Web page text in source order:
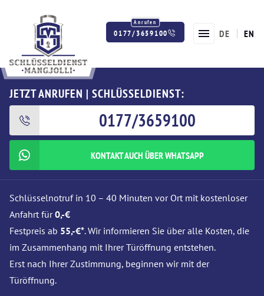
0177/3659100 DE EN
JETZT ANRUFEN | SCHLÜSSELDIENST:
0177/3659100
KONTAKT AUCH ÜBER WHATSAPP
Schlüsselnotruf in 10 – 40 Minuten vor Ort mit kostenloser
Anfahrt für0,-€
Festpreis ab 55,-€*. Wir informieren Sie über alle Kosten, die
im Zusammenhang mit Ihrer Türöffnung entstehen.
Erst nach Ihrer Zustimmung, beginnen wir mit der
Türöffnung.